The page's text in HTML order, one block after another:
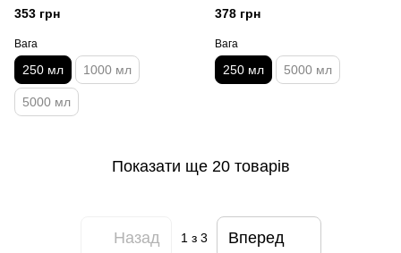
Shampoo призначений для
порід, шерсть яких потребує
додаткового об'єму 250 мл
353 грн
Вага
250 мл 1000 мл
5000 мл
Line Kokum shampoo для
цуценят або кошенят і тварин у
період линьки 250 мл
378 грн
Вага
250 мл 5000 мл
Показати ще 20 товарів
Назад 1 з 3 Вперед